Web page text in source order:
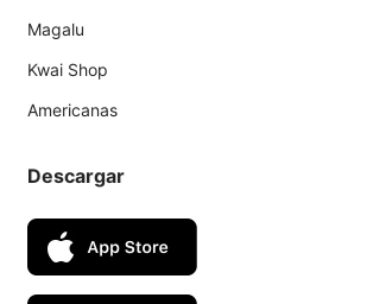
Magalu
Kwai Shop
Americanas
Descargar